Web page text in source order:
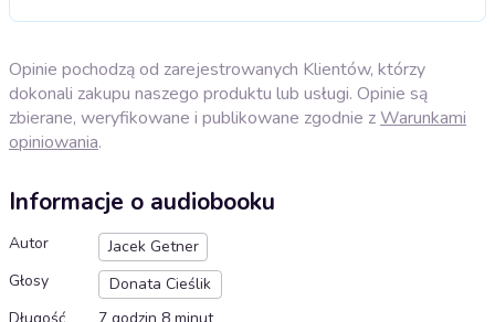
Opinie pochodzą od zarejestrowanych Klientów, którzy
dokonali zakupu naszego produktu lub usługi. Opinie są
zbierane, weryfikowane i publikowane zgodnie zWarunkami
opiniowania.
Informacje o audiobooku
Autor
Jacek Getner
Głosy
Donata Cieślik